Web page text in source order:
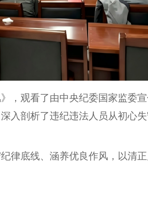
，观看了由中央纪委国家监委
入剖析了违纪违法人员从初心
律底线、涵养优良作风，以清